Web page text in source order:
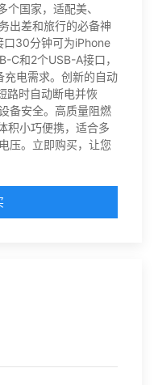
国家，适配美、
出差和旅行的必备神
口30分钟可为iPhone
C和2个USB-A接口，
充电需求。创新的自动
路时自动断电并恢
备安全。高质量阻燃
积小巧便携，适合多
压。立即购买，让您